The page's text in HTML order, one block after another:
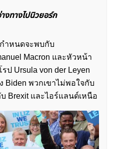
งทางไปนิวยอร์ก
ำหนดจะพบกับ
Macron และหัวหน้า
Ursula von der Leyen
Biden พวกเขาไม่พอใจกับ
Brexit และไอร์แลนด์เหนือ